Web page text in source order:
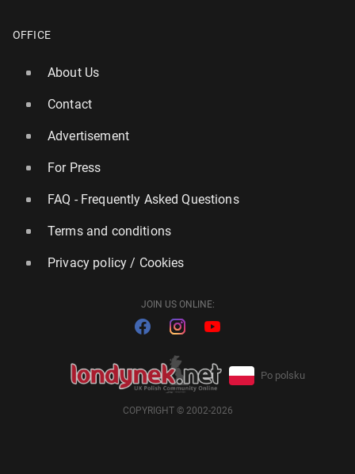
OFFICE
About Us
Contact
Advertisement
For Press
FAQ - Frequently Asked Questions
Terms and conditions
Privacy policy / Cookies
JOIN US ONLINE:
Po polsku
COPYRIGHT © 2002-2026